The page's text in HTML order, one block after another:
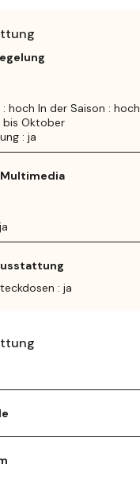
: hoch In der Saison : hoch,
bis Oktober
: ja
: ja